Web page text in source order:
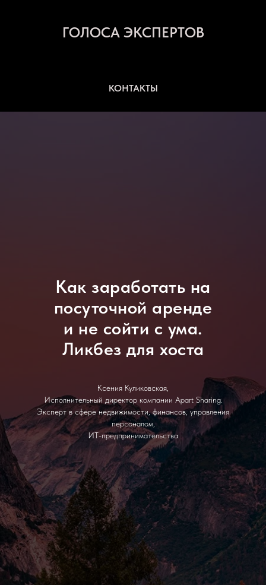
ГОЛОСА ЭКСПЕРТОВ
КОНТАКТЫ
Как заработать на
посуточной аренде
и не сойти с ума.
Ликбез для хоста
Ксения Куликовская,
Исполнительный директор компании Apart Sharing.
Эксперт в сфере недвижимости, финансов, управления
персоналом,
ИТ-предпринимательства